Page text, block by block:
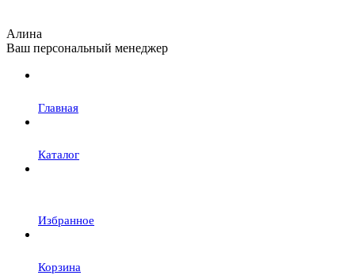
Алина
Ваш персональный менеджер
Главная
Каталог
Избранное
Корзина